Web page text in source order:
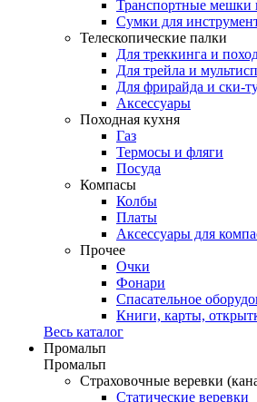
Транспортные мешки
Сумки для
Телескопические палки
Для треккинга и
Для трейла и
Для фрирайда и ски-
Аксессуары
Походная кухня
Газ
Термосы и фляги
Посуда
Компасы
Колбы
Платы
Аксессуары для
Прочее
Очки
Фонари
Спасательное
Книги, карты,
Весь каталог
Промальп
Промальп
Страховочные веревки
Статические веревки